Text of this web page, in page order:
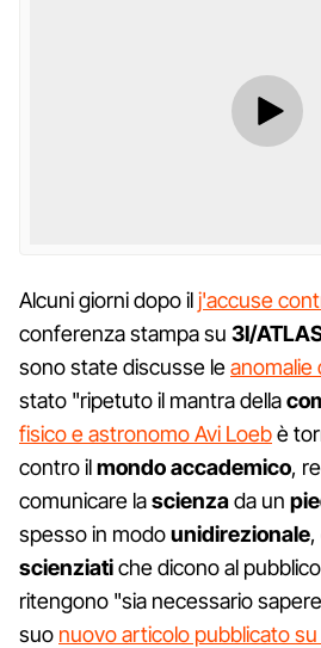
Alcuni giorni dopo ilj'accuse
conferenza stampa su 3I/
sono state discusse leanomalie
stato "ripetuto il mantra della
fisico e astronomo Avi Loebè
contro ilmondo accademico,
comunicare lascienzada un
spesso in modounidirezionale,
scienziatiche dicono al
ritengono "sia necessario
suo nuovo articolo pubblicato